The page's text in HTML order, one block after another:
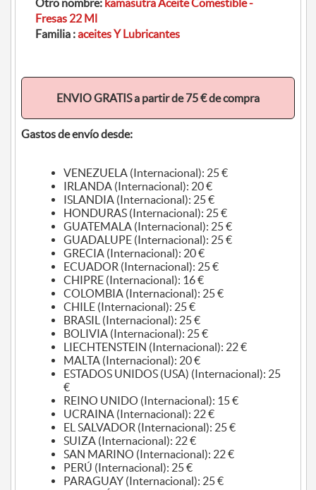
Otro nombre: kamasutra Aceite Comestible -
Fresas 22 Ml
Familia :aceites Y Lubricantes
ENVIO GRATIS a partir de 75 € de compra
Gastos de envío desde:
VENEZUELA (Internacional): 25 €
IRLANDA (Internacional): 20 €
ISLANDIA (Internacional): 25 €
HONDURAS (Internacional): 25 €
GUATEMALA (Internacional): 25 €
GUADALUPE (Internacional): 25 €
GRECIA (Internacional): 20 €
ECUADOR (Internacional): 25 €
CHIPRE (Internacional): 16 €
COLOMBIA (Internacional): 25 €
CHILE (Internacional): 25 €
BRASIL (Internacional): 25 €
BOLIVIA (Internacional): 25 €
LIECHTENSTEIN (Internacional): 22 €
MALTA (Internacional): 20 €
ESTADOS UNIDOS (USA) (Internacional): 25
€
REINO UNIDO (Internacional): 15 €
UCRAINA (Internacional): 22 €
EL SALVADOR (Internacional): 25 €
SUIZA (Internacional): 22 €
SAN MARINO (Internacional): 22 €
PERÚ (Internacional): 25 €
PARAGUAY (Internacional): 25 €